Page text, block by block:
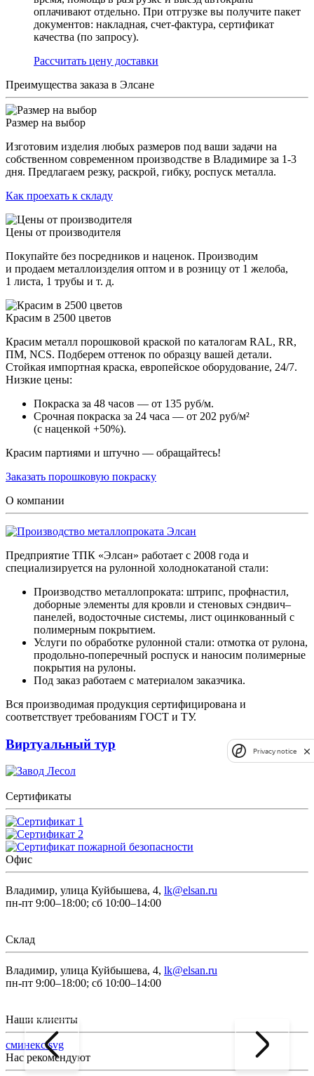
оплачивают отдельно. При отгрузке вы получите пакет
документов: накладная, счет-фактура, сертификат
качества (по запросу).
Раcсчитать цену доставки
Преимущества заказа в Элсане
Размер на выбор
Изготовим изделия любых размеров под ваши задачи на
собственном современном производстве в Владимире за 1-3
дня. Предлагаем резку, раскрой, гибку, роспуск металла.
Как проехать к складу
Цены от производителя
Покупайте без посредников и наценок. Производим
и продаем металлоизделия оптом и в розницу от 1 желоба,
1 листа, 1 трубы и т. д.
Красим в 2500 цветов
Красим металл порошковой краской по каталогам RAL, RR,
ПМ, NCS. Подберем оттенок по образцу вашей детали.
Стойкая импортная краска, европейское оборудование, 24/7.
Низкие цены:
Покраска за 48 часов — от 135 руб/м.
Срочная покраска за 24 часа — от 202 руб/м²
(с наценкой +50%).
Красим партиями и штучно — обращайтесь!
Заказать порошковую покраску
О компании
Предприятие ТПК «Элсан» работает с 2008 года и
специализируется на рулонной холоднокатаной стали:
Производство металлопроката: штрипс, профнастил,
доборные элементы для кровли и стеновых сэндвич–
панелей, водосточные системы, лист оцинкованный с
полимерным покрытием.
Услуги по обработке рулонной стали: отмотка от рулона,
продольно-поперечный роспуск и наносим полимерные
покрытия на рулоны.
Под заказ работаем с материалом заказчика.
Вся производимая продукция сертифицирована и
соответствует требованиям ГОСТ и ТУ.
Виртуальный тур
Сертификаты
Офис
Владимир, улица Куйбышева, 4, lk@elsan.ru
пн-пт 9:00–18:00; сб 10:00–14:00
Склад
Владимир, улица Куйбышева, 4, lk@elsan.ru
пн-пт 9:00–18:00; сб 10:00–14:00
Наши клиенты
сминекс.svg
Нас рекомендуют
Privacy notice